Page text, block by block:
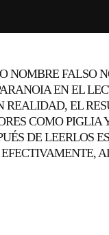
NOMBRE FALSO
EN EL
REALIDAD, EL
COMO
DE LEERLOS
EFECTIVAMENTE,